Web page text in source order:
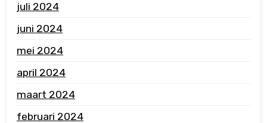
juli 2024
juni 2024
mei 2024
april 2024
maart 2024
februari 2024